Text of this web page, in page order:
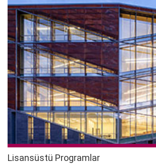
Lisansüstü Programlar